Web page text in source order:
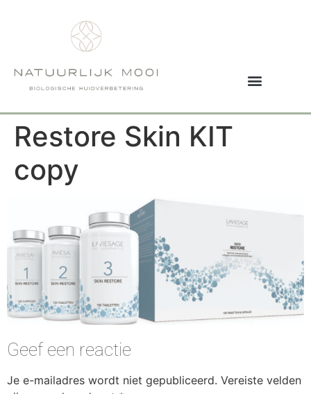
Restore Skin KIT
copy
Geef een reactie
Je e-mailadres wordt niet gepubliceerd. Vereiste velden